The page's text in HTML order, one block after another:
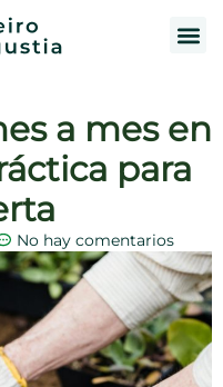
a mes en
para
No hay comentarios